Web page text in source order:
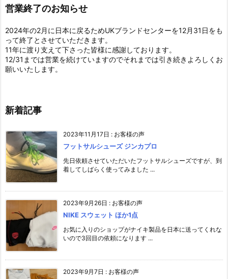
営業終了のお知らせ
2024年の2月に日本に戻るためUKブランドセンターを12月31日をも
って終了とさせていただきます。
11年に渡り支えて下さった皆様に感謝しております。
12/31までは営業を続けていますのでそれまでは引き続きよろしくお
願いいたします。
新着記事
2023年11月17日 : お客様の声
フットサルシューズ ジンカプロ
先日依頼させていただいたフットサルシューズですが、到
着してしばらく使ってみました ...
2023年9月26日 : お客様の声
NIKE スウェット ほか1点
お気に入りのショップがナイキ製品を日本に送ってくれな
いので3回目の依頼になります ...
2023年9月7日 : お客様の声